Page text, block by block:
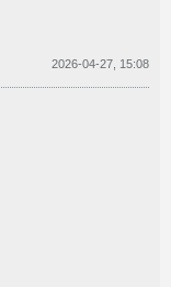
2026-04-27, 15:08